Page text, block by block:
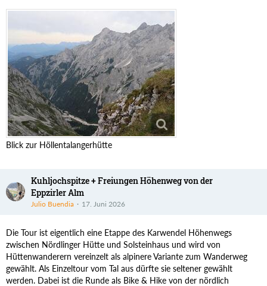
Blick zur Höllentalangerhütte
Kuhljochspitze + Freiungen Höhenweg von der
Eppzirler Alm
Julio Buendia 17. Juni 2026
Die Tour ist eigentlich eine Etappe des Karwendel Höhenwegs
zwischen Nördlinger Hütte und Solsteinhaus und wird von
Hüttenwanderern vereinzelt als alpinere Variante zum Wanderweg
gewählt. Als Einzeltour vom Tal aus dürfte sie seltener gewählt
werden. Dabei ist die Runde als Bike & Hike von der nördlich